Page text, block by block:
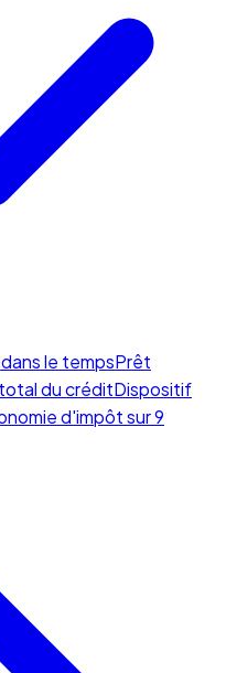
le tempsPrêt
du créditDispositif
d'impôt sur 9